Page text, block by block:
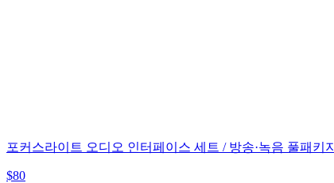
포커스라이트 오디오 인터페이스 세트 / 방송·녹음 풀패키지
$80